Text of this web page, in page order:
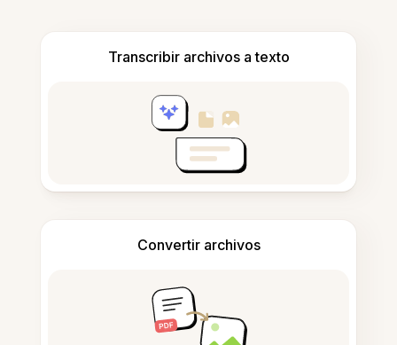
Transcribir archivos a texto
Convertir archivos